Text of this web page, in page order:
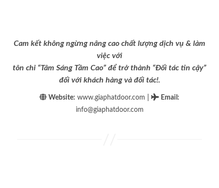
Cam kết không ngừng nâng cao chất lượng dịch vụ & làm
việc với
tôn chỉ “Tâm Sáng Tầm Cao” để trở thành “Đối tác tin cậy”
đối với khách hàng và đối tác!.
Website: www.giaphatdoor.com Email :
info@giaphatdoor.com